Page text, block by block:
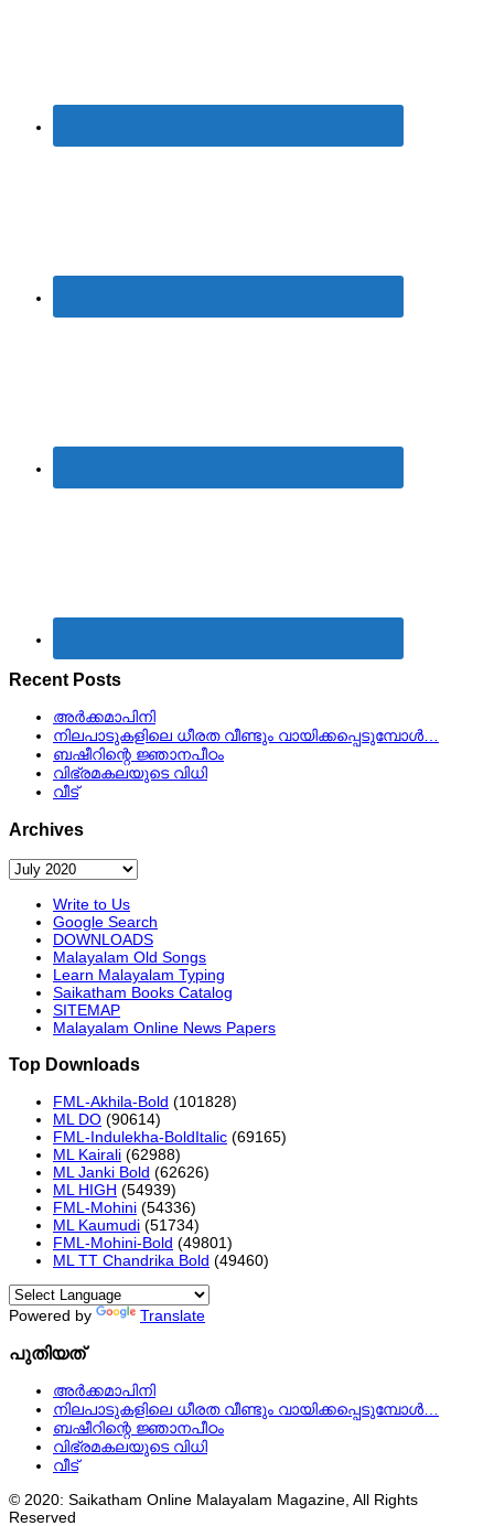
Recent Posts
അർക്കമാപിനി
നിലപാടുകളിലെ ധീരത വീണ്ടും വായിക്കപ്പെടുമ്പോള്‍…
ബഷീറിന്റെ ജ്ഞാനപീഠം
വിഭ്രമകലയുടെ വിധി
വീട്
Archives
Archives
Write to Us
Google Search
DOWNLOADS
Malayalam Old Songs
Learn Malayalam Typing
Saikatham Books Catalog
SITEMAP
Malayalam Online News Papers
Top Downloads
FML-Akhila-Bold (101828)
ML DO (90614)
FML-Indulekha-BoldItalic (69165)
ML Kairali (62988)
ML Janki Bold (62626)
ML HIGH (54939)
FML-Mohini (54336)
ML Kaumudi (51734)
FML-Mohini-Bold (49801)
ML TT Chandrika Bold (49460)
Powered by Translate
പുതിയത്
അർക്കമാപിനി
നിലപാടുകളിലെ ധീരത വീണ്ടും വായിക്കപ്പെടുമ്പോള്‍…
ബഷീറിന്റെ ജ്ഞാനപീഠം
വിഭ്രമകലയുടെ വിധി
വീട്
© 2020: Saikatham Online Malayalam Magazine, All Rights
Reserved